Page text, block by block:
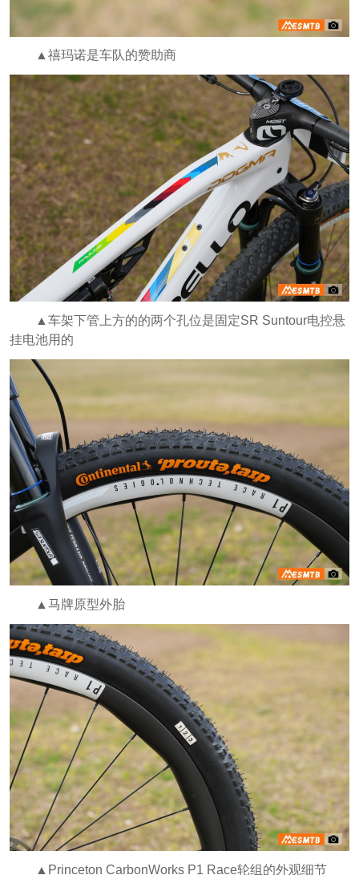
▲禧玛诺是车队的赞助商
▲车架下管上方的的两个孔位是固定SR Suntour电控悬
挂电池用的
▲马牌原型外胎
▲Princeton CarbonWorks P1 Race轮组的外观细节